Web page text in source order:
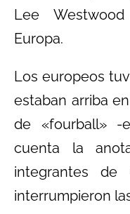
Lee
Europa.
Los europeos
estaban arriba
de «fourball»
cuenta la
integrantes de
interrumpieron